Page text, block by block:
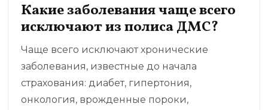
Какие заболевания чаще всего
исключают из полиса ДМС?
Чаще всего исключают хронические
заболевания, известные до начала
страхования: диабет, гипертония,
онкология, врожденные пороки,